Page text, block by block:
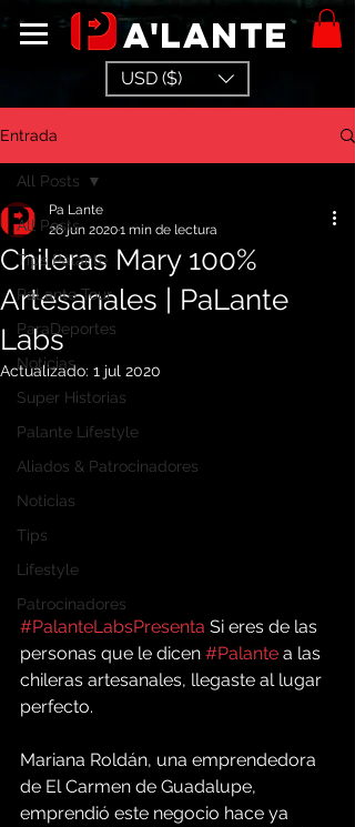
a'lante
USD ($)
Entrada
All Posts
Tips Palante
PaLante Tour
ParaDeportes
Noticias
Super Historias
Palante Lifestyle
Aliados & Patrocinadores
Noticias
Tips
Lifestyle
Patrocinadores
All Posts
Chileras Mary 100%
Artesanales | PaLante
Labs
Pa Lante
26 jun 20201 min de lectura
Actualizado: 1 jul 2020
#PalanteLabsPresenta Si eres de las
personas que le dicen #Palante a las
chileras artesanales, llegaste al lugar
perfecto.
Mariana Roldán, una emprendedora
de El Carmen de Guadalupe,
emprendió este negocio hace ya